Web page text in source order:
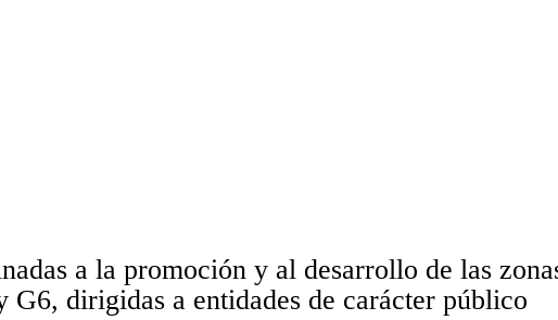
a la promoción y al desarrollo de las
G6, dirigidas a entidades de carácter público